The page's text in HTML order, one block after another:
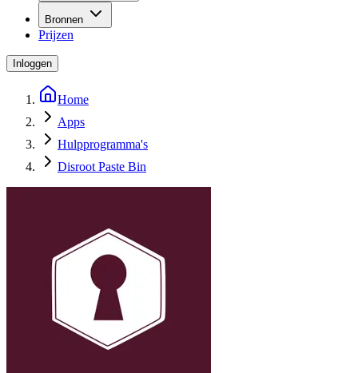
Bronnen
Prijzen
Inloggen
Home
Apps
Hulpprogramma's
Disroot Paste Bin